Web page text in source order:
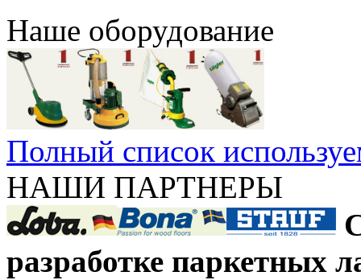
Наше оборудование
Полный список
НАШИ ПАРТНЕРЫ
разработке паркетных